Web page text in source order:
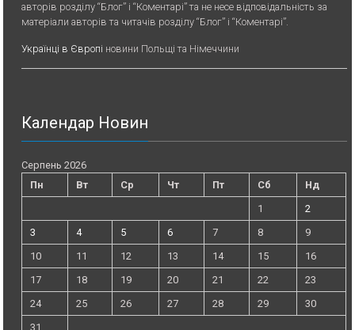
авторів розділу “Блог” і “Коментарі” та не несе відповідальність за
матеріали авторів та читачів розділу “Блог” і “Коментарі”.
Українці в Європі новини Польщі та Німеччини
Календар Новин
Серпень 2026
Пн
Вт Ср Чт Пт Сб
Нд
1
2
3
4 5 6 7 8
9
10
11 12 13 14 15
16
17
18 19 20 21 22
23
24
25 26 27 28 29
30
31